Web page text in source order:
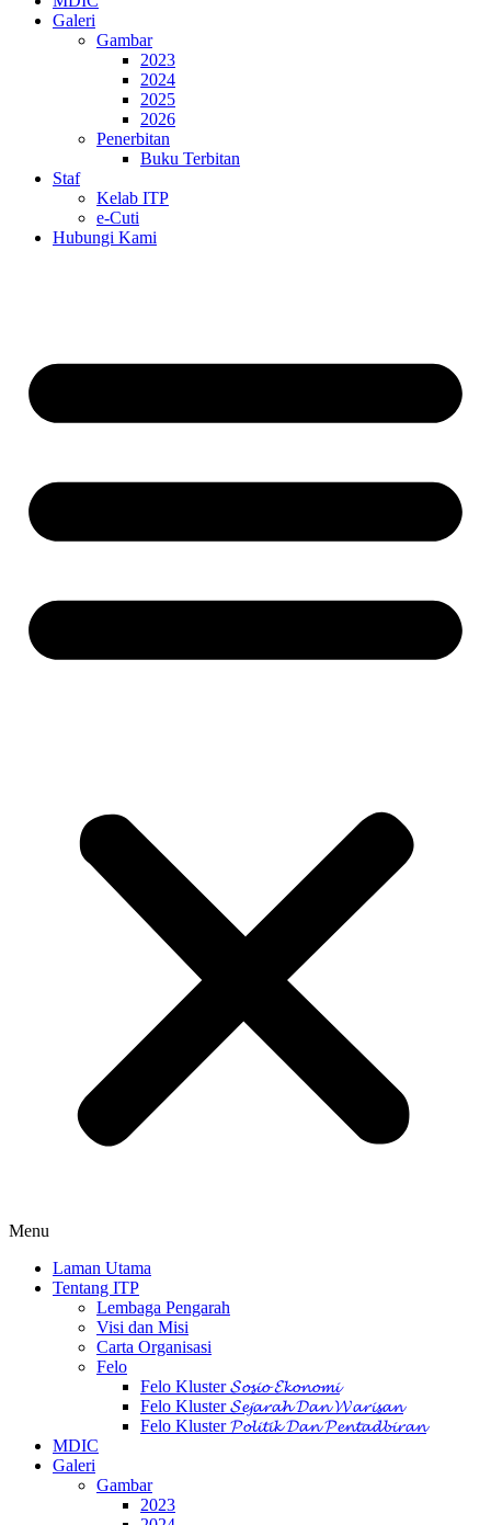
Galeri
Gambar
2023
2024
2025
2026
Penerbitan
Buku Terbitan
Staf
Kelab ITP
e-Cuti
Hubungi Kami
Menu
Laman Utama
Tentang ITP
Lembaga Pengarah
Visi dan Misi
Carta Organisasi
Felo
Felo Kluster 𝓢𝓸𝓼𝓲𝓸 𝓔𝓴𝓸𝓷𝓸𝓶𝓲
Felo Kluster 𝓢𝓮𝓳𝓪𝓻𝓪𝓱 𝓓𝓪𝓷 𝓦𝓪𝓻𝓲𝓼𝓪𝓷
Felo Kluster 𝓟𝓸𝓵𝓲𝓽𝓲𝓴 𝓓𝓪𝓷 𝓟𝓮𝓷𝓽𝓪𝓭𝓫𝓲𝓻𝓪𝓷
MDIC
Galeri
Gambar
2023